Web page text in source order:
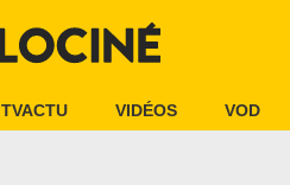
TVACTU VIDÉOS VOD